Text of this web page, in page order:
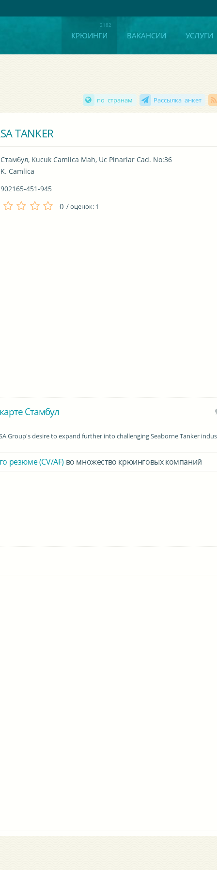
КРЮИНГИ ВАКАНСИИ УСЛУГИ
по странам Рассылка анкет
TANKER
Стамбул, Kucuk Camlica Mah, Uc Pinarlar Cad. No:36
K. Camlica
902165-451-945
0 / оценок: 1
Стамбул
Group's desire to expand further into challenging Seaborne Tanker
резюме (CV/AF) во множество крюинговых компаний